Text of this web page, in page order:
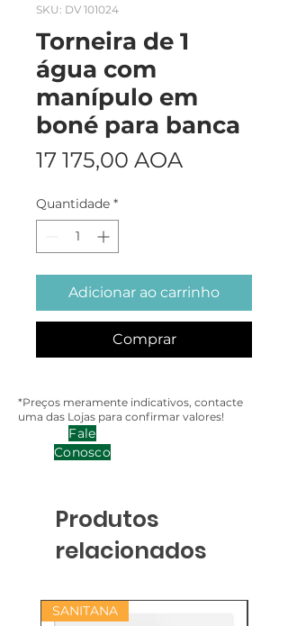
SKU: DV 101024
Torneira de 1
água com
manípulo em
boné para banca
17 175,00 AOA
Quantidade *
Adicionar ao carrinho
Comprar
*Preços meramente indicativos, contacte
uma das Lojas para confirmar valores!
Fale
Conosco
Produtos
relacionados
SANITANA